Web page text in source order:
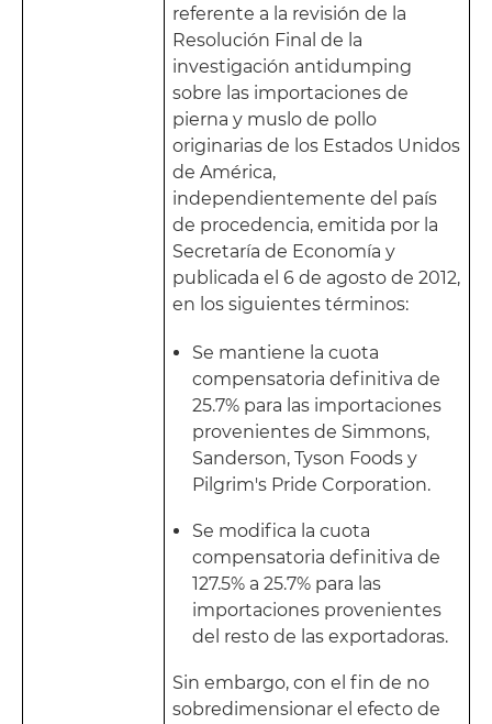
referente a la revisión de la
Resolución Final de la
investigación antidumping
sobre las importaciones de
pierna y muslo de pollo
originarias de los Estados Unidos
de América,
independientemente del país
de procedencia, emitida por la
Secretaría de Economía y
publicada el 6 de agosto de 2012,
en los siguientes términos:
Se mantiene la cuota
compensatoria definitiva de
25.7% para las importaciones
provenientes de Simmons,
Sanderson, Tyson Foods y
Pilgrim's Pride Corporation.
Se modifica la cuota
compensatoria definitiva de
127.5% a 25.7% para las
importaciones provenientes
del resto de las exportadoras.
Sin embargo, con el fin de no
sobredimensionar el efecto de